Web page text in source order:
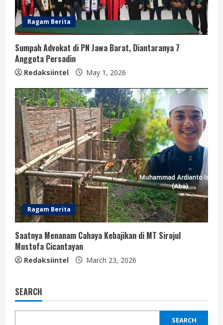
Ragam Berita
Sumpah Advokat di PN Jawa Barat, Diantaranya 7
Anggota Persadin
Redaksiintel May 1, 2026
Ragam Berita
Saatnya Menanam Cahaya Kebajikan di MT Sirojul
Mustofa Cicantayan
Redaksiintel March 23, 2026
SEARCH
SEARCH